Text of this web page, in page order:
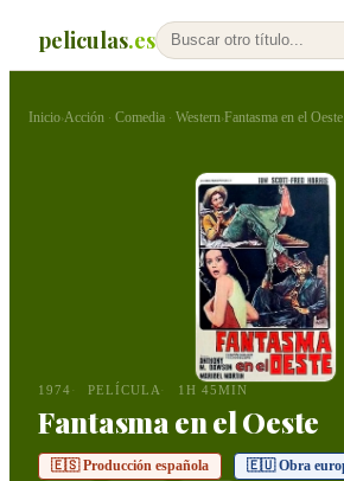
peliculas.es
Inicio›Acción · Comedia · Western›Fantasma en el Oeste
1974 PELÍCULA 1H 45MIN
Fantasma en el Oeste
🇪🇸 Producción española 🇪🇺 Obra